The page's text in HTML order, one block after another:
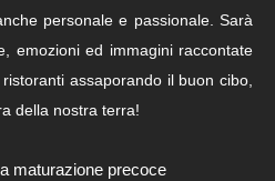
personale e passionale. Sarà
emozioni ed immagini raccontate
assaporando il buon cibo,
della nostra terra!
maturazione precoce